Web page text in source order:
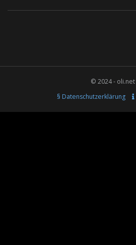
© 2024 - oli.net
§ Datenschutzerklärung